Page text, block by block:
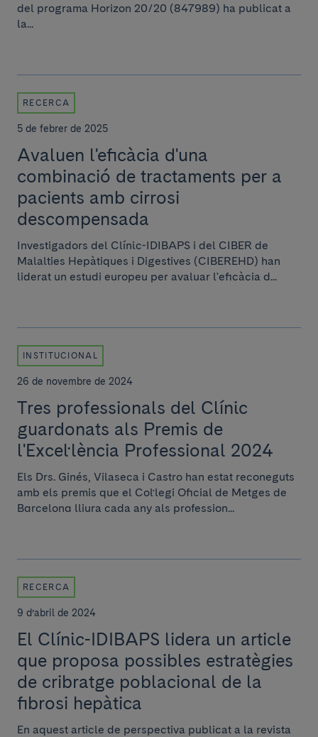
del programa Horizon 20/20 (847989) ha publicat a
la...
RECERCA
5 de febrer de 2025
Avaluen l'eficàcia d'una
combinació de tractaments per a
pacients amb cirrosi
descompensada
Investigadors del Clínic-IDIBAPS i del CIBER de
Malalties Hepàtiques i Digestives (CIBEREHD) han
liderat un estudi europeu per avaluar l'eficàcia d...
INSTITUCIONAL
26 de novembre de 2024
Tres professionals del Clínic
guardonats als Premis de
l'Excel·lència Professional 2024
Els Drs. Ginés, Vilaseca i Castro han estat reconeguts
amb els premis que el Col·legi Oficial de Metges de
Barcelona lliura cada any als profession...
RECERCA
9 d’abril de 2024
El Clínic-IDIBAPS lidera un article
que proposa possibles estratègies
de cribratge poblacional de la
fibrosi hepàtica
En aquest article de perspectiva publicat a la revista